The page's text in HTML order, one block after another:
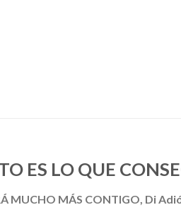
ES LO QUE
MUCHO MÁS CONTIGO, Di